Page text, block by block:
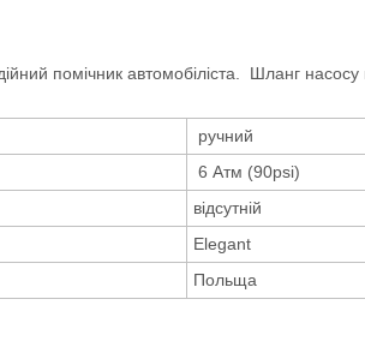
помічник автомобіліста. Шланг
ручний
6 Атм (90psi)
відсутній
Elegant
Польща